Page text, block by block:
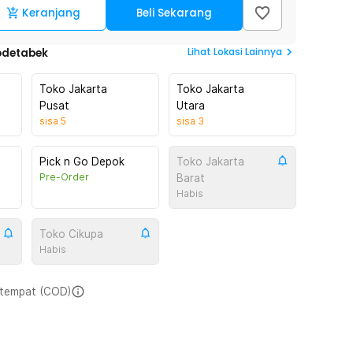
Keranjang Beli Sekarang
Lihat Lokasi Lainnya
Toko Jakarta
Pusat
sisa 5
Toko Jakarta
Utara
sisa 3
Pick n Go Depok
Pre-Order
Toko Jakarta
Barat
Habis
Toko Cikupa
Habis
(COD)